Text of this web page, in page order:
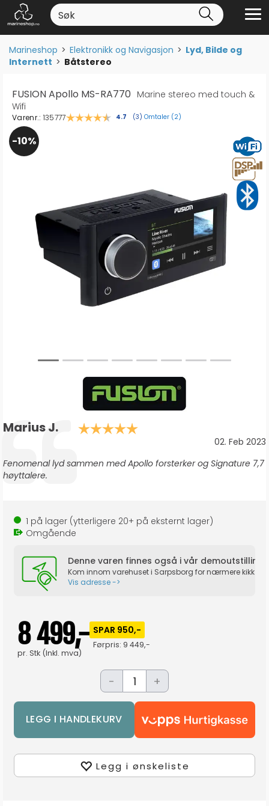
Marineshop>Elektronikk og Navigasjon>Lyd, Bilde og
Internett>Båtstereo
FUSION Apollo MS-RA770 Marine stereo med touch &
Wifi
Varenr.: 135777 Gjennomsnittskarakter:
4.7 (stemmer:
3) Omtaler (2)
10%
Testimonial
Forfatter:
Marius J.
Dato:
02. Feb 2023
Tekst:
Fenomenal lyd sammen med Apollo forsterker og Signature 7,7
høyttalere.
1 på lager (ytterligere 20+ på eksternt lager)
Omgående
Denne varen finnes også i vår demoutstilling!
Kom innom varehuset i Sarpsborg for nærmere kikk på
Vis adresse ->
8 499,-
pr. Stk (Inkl. mva)
SPAR 950,-
Førpris: 9 449,-
- +
Legg i ønskeliste